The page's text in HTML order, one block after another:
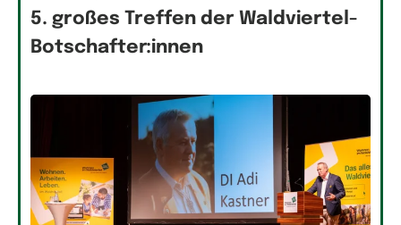
5. großes Treffen der Waldviertel-
Botschafter:innen